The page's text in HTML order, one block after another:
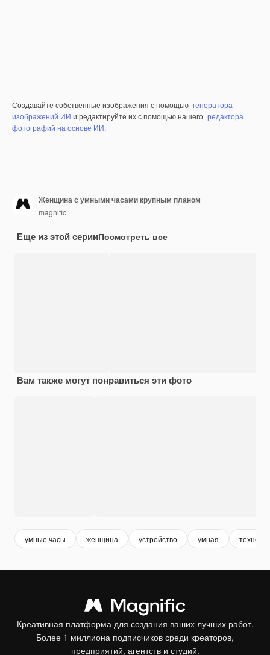
Создавайте собственные изображения с помощью генератора
изображений ИИ и редактируйте их с помощью нашего редактора
фотографий на основе ИИ.
Женщина с умными часами крупным планом
magnific
Еще из этой серииПосмотреть все
Вам также могут понравиться эти фото
умные часы женщина устройство умная
Креативная платформа для создания ваших лучших работ.
Более 1 миллиона подписчиков среди креаторов,
предприятий, агентств и студий.